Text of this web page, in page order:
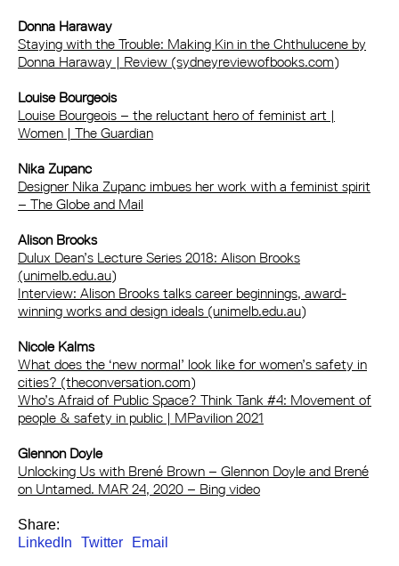
Donna Haraway
Staying with the Trouble: Making Kin in the Chthulucene by
Donna Haraway | Review (sydneyreviewofbooks.com)
Louise Bourgeois
Louise Bourgeois – the reluctant hero of feminist art |
Women | The Guardian
Nika Zupanc
Designer Nika Zupanc imbues her work with a feminist spirit
– The Globe and Mail
Alison Brooks
Dulux Dean’s Lecture Series 2018: Alison Brooks
(unimelb.edu.au)
Interview: Alison Brooks talks career beginnings, award-
winning works and design ideals (unimelb.edu.au)
Nicole Kalms
What does the ‘new normal’ look like for women’s safety in
cities? (theconversation.com)
Who’s Afraid of Public Space? Think Tank #4: Movement of
people & safety in public | MPavilion 2021
Glennon Doyle
Unlocking Us with Brené Brown – Glennon Doyle and Brené
on Untamed. MAR 24, 2020 – Bing video
Share:
LinkedIn
Twitter Email